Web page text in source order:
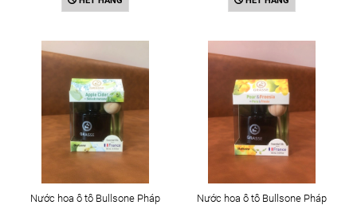
Nước hoa ô tô Bullsone Pháp
Nước hoa ô tô Bullsone Pháp